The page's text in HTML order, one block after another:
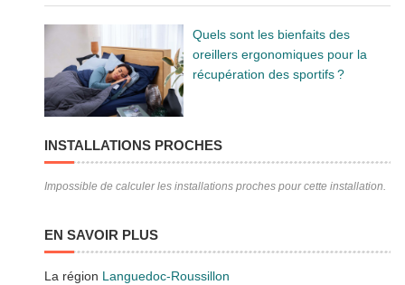
Quels sont les bienfaits des
oreillers ergonomiques pour la
récupération des sportifs ?
INSTALLATIONS PROCHES
Impossible de calculer les installations proches pour cette installation.
EN SAVOIR PLUS
La région Languedoc-Roussillon